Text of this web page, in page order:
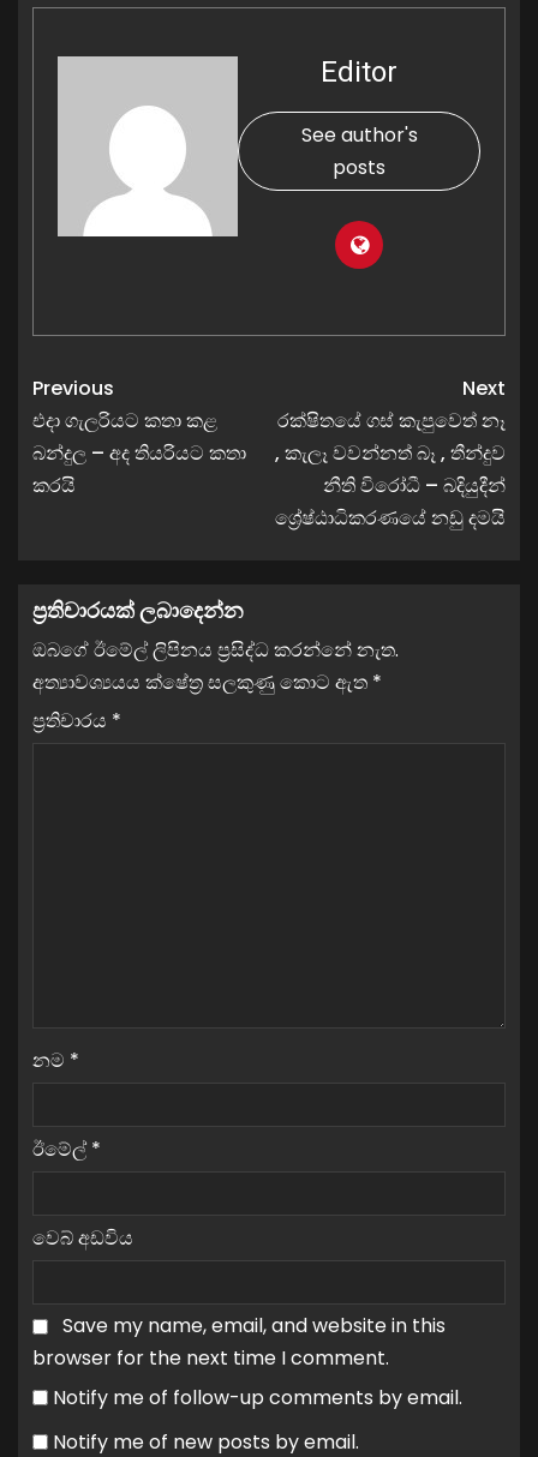
Editor
See author's
posts
Previous
එදා ගැලරියට කතා කළ
බන්දුල – අද තියරියට කතා
කරයි
Next
රක්ෂිතයේ ගස් කැපුවෙත් නෑ
, කැලෑ වවන්නත් බෑ , තීන්දුව
නීති විරෝධී – බදියුදීන්
ශ්‍රේෂ්ඨාධිකරණයේ නඩු දමයි
ප්‍රතිචාරයක් ලබාදෙන්න
ඔබගේ ඊමේල් ලිපිනය ප්‍රසිද්ධ කරන්නේ නැත.
අත්‍යාවශ්‍යයය ක්ෂේත්‍ර සලකුණු කොට ඇත *
ප්‍රතිචාරය *
නම *
ඊමේල් *
වෙබ් අඩවිය
Save my name, email, and website in this
browser for the next time I comment.
Notify me of follow-up comments by email.
Notify me of new posts by email.